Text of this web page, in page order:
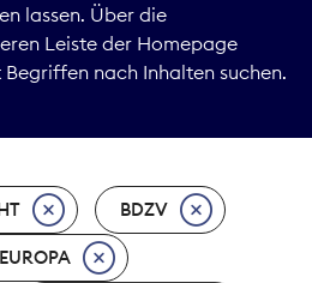
Marktdaten
Nachwuchs
lassen. Über die
Leiste der Homepage
nach Inhalten suchen.
BDZV
EUROPA